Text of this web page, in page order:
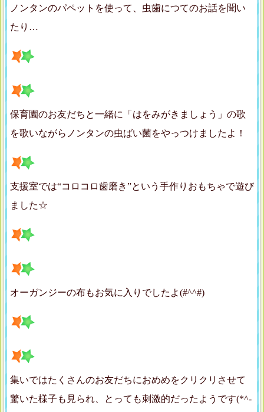
ノンタンのパペットを使って、虫歯につてのお話を聞い
たり…
保育園のお友だちと一緒に「はをみがきましょう」の歌
を歌いながらノンタンの虫ばい菌をやっつけましたよ！
支援室では“コロコロ歯磨き”という手作りおもちゃで遊び
ました☆
オーガンジーの布もお気に入りでしたよ(#^^#)
集いではたくさんのお友だちにおめめをクリクリさせて
驚いた様子も見られ、とっても刺激的だったようです(*^-